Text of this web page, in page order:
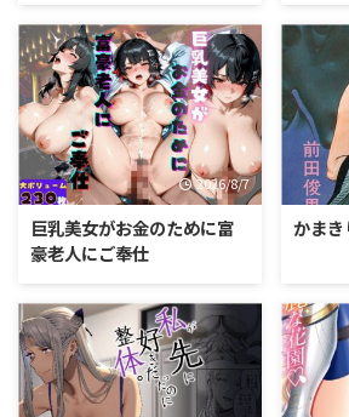
2026/8/7
巨乳美女がお金のために富
豪老人にご奉仕
かま